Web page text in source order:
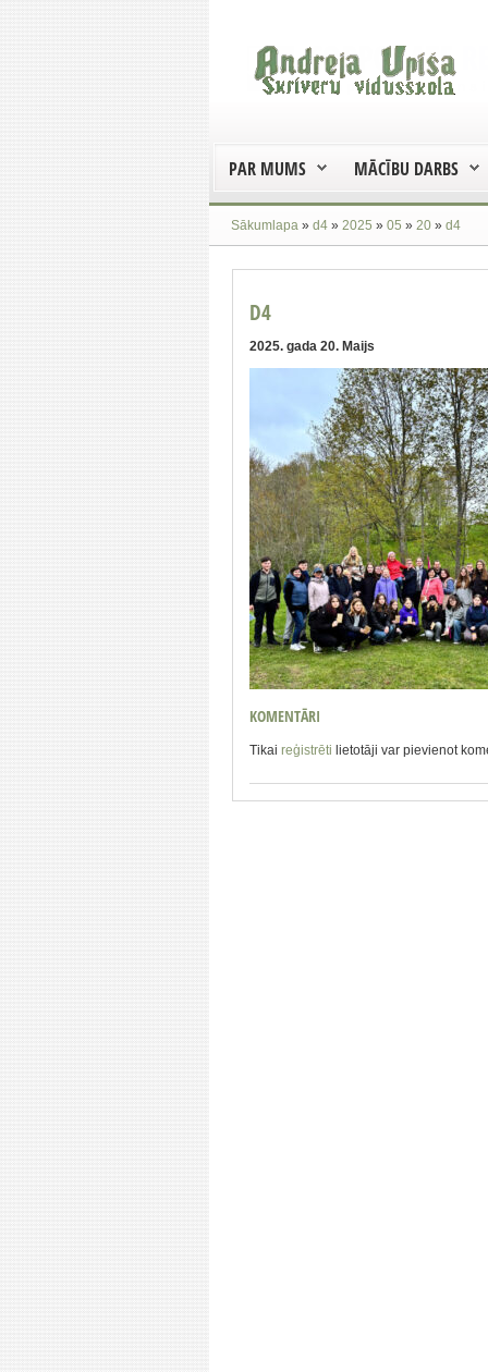
PAR MUMS MĀCĪBU DARBS
Sākumlapa » d4 » 2025 » 05 » 20 » d4
D4
2025. gada 20. Maijs
KOMENTĀRI
Tikai reģistrēti lietotāji var pievienot